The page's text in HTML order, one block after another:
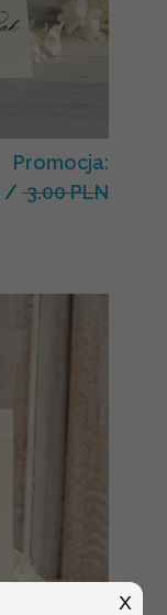
Promocja:
/ 3.00 PLN
X